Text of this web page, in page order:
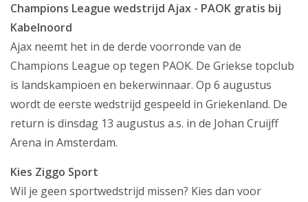
Zakelijk
Mijn webmail
Champions League wedstrijd Ajax - PAOK gratis bij
Kabelnoord
Ajax neemt het in de derde voorronde van de
Champions League op tegen PAOK. De Griekse topclub
is landskampioen en bekerwinnaar. Op 6 augustus
wordt de eerste wedstrijd gespeeld in Griekenland. De
return is dinsdag 13 augustus a.s. in de Johan Cruijff
Arena in Amsterdam.
Kies Ziggo Sport
Wil je geen sportwedstrijd missen? Kies dan voor